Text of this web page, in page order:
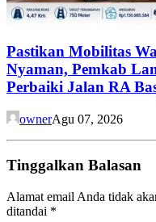
Pastikan Mobilitas
Nyaman, Pemkab
Perbaiki Jalan RA
ownerAgu 07, 2026
Tinggalkan Balasan
Alamat email Anda tidak
ditandai *